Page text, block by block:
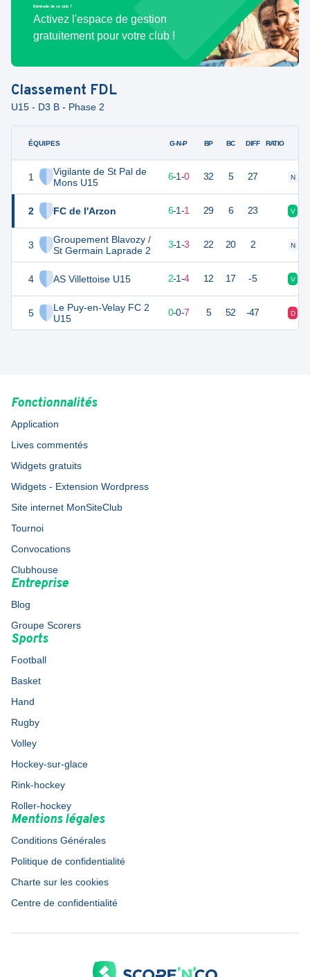
Bénévole de ce club ?
Activez l'espace de gestion
gratuitement pour votre club !
Classement FDL
U15 - D3 B - Phase 2
ÉQUIPES
1
Vigilante de St Pal de
Mons U15
2 FC de l'Arzon
3
Groupement Blavozy /
St Germain Laprade 2
4 AS Villettoise U15
5
Le Puy-en-Velay FC 2
U15
G-N-P BP BC DIFF RATIO
19 6-1-0 32 5 27 N
6-1-1 29 6 23 V
10 7 3-1-3 22 20 2 N
6 2-1-4 12 17 -5 V
-1 8 0-0-7 5 52 -47 D
Fonctionnalités
Application
Lives commentés
Widgets gratuits
Widgets - Extension Wordpress
Site internet MonSiteClub
Tournoi
Convocations
Clubhouse
Entreprise
Blog
Groupe Scorers
Sports
Football
Basket
Hand
Rugby
Volley
Hockey-sur-glace
Rink-hockey
Roller-hockey
Mentions légales
Conditions Générales
Politique de confidentialité
Charte sur les cookies
Centre de confidentialité